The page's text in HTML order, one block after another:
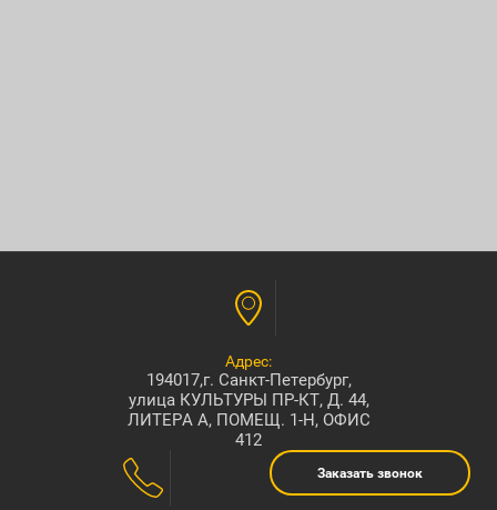
Адрес:
194017,г. Санкт-Петербург,
улица КУЛЬТУРЫ ПР-КТ, Д. 44,
ЛИТЕРА А, ПОМЕЩ. 1-Н, ОФИС
412
Заказать звонок